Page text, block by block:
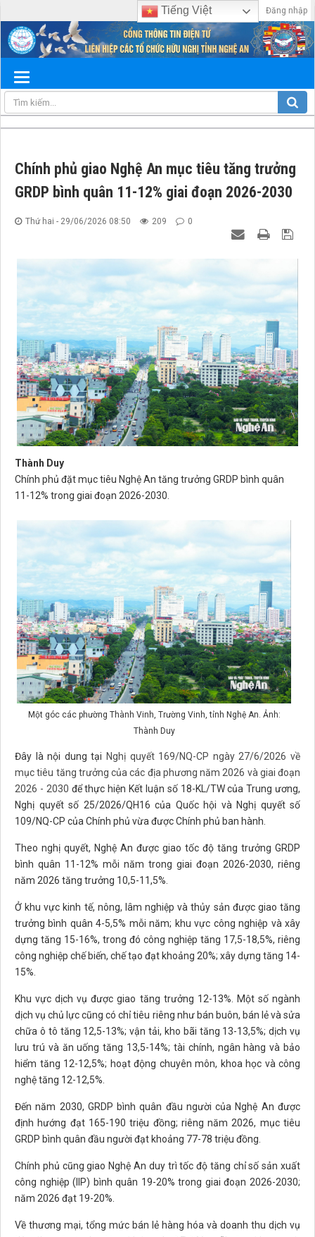
Đăng nhập
Tiếng Việt
Chính phủ giao Nghệ An mục tiêu tăng trưởng
GRDP bình quân 11-12% giai đoạn 2026-2030
Thứ hai - 29/06/2026 08:50 209 0
Thành Duy
Chính phủ đặt mục tiêu Nghệ An tăng trưởng GRDP bình quân
11-12% trong giai đoạn 2026-2030.
Một góc các phường Thành Vinh, Trường Vinh, tỉnh Nghệ An. Ảnh:
Thành Duy
Đây là nội dung tại Nghị quyết 169/NQ-CP ngày 27/6/2026 về
mục tiêu tăng trưởng của các địa phương năm 2026 và giai đoạn
2026 - 2030 để thực hiện Kết luận số 18-KL/TW của Trung ương,
Nghị quyết số 25/2026/QH16 của Quốc hội và Nghị quyết số
109/NQ-CP của Chính phủ vừa được Chính phủ ban hành.
Theo nghị quyết, Nghệ An được giao tốc độ tăng trưởng GRDP
bình quân 11-12% mỗi năm trong giai đoạn 2026-2030, riêng
năm 2026 tăng trưởng 10,5-11,5%.
Ở khu vực kinh tế, nông, lâm nghiệp và thủy sản được giao tăng
trưởng bình quân 4-5,5% mỗi năm; khu vực công nghiệp và xây
dựng tăng 15-16%, trong đó công nghiệp tăng 17,5-18,5%, riêng
công nghiệp chế biến, chế tạo đạt khoảng 20%; xây dựng tăng 14-
15%.
Khu vực dịch vụ được giao tăng trưởng 12-13%. Một số ngành
dịch vụ chủ lực cũng có chỉ tiêu riêng như bán buôn, bán lẻ và sửa
chữa ô tô tăng 12,5-13%; vận tải, kho bãi tăng 13-13,5%; dịch vụ
lưu trú và ăn uống tăng 13,5-14%; tài chính, ngân hàng và bảo
hiểm tăng 12-12,5%; hoạt động chuyên môn, khoa học và công
nghệ tăng 12-12,5%.
Đến năm 2030, GRDP bình quân đầu người của Nghệ An được
định hướng đạt 165-190 triệu đồng; riêng năm 2026, mục tiêu
GRDP bình quân đầu người đạt khoảng 77-78 triệu đồng.
Chính phủ cũng giao Nghệ An duy trì tốc độ tăng chỉ số sản xuất
công nghiệp (IIP) bình quân 19-20% trong giai đoạn 2026-2030;
năm 2026 đạt 19-20%.
Về thương mại, tổng mức bán lẻ hàng hóa và doanh thu dịch vụ